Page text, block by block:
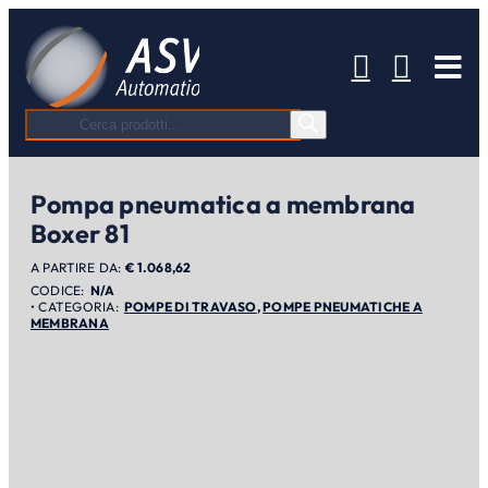
contenuto
Ricerca
prodotti
Pompa pneumatica a membrana
Boxer 81
A PARTIRE DA: € 1.068,62
N/A
POMPE DI TRAVASO,POMPE PNEUMATICHE A
MEMBRANA